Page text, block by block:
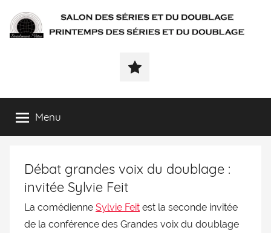
SÉRIALEMENT-
séries
et
doublage
printemps
Menu
Débat grandes voix du doublage :
invitée Sylvie Feit
La comédienne Sylvie Feit est la seconde invitée
de la conférence des Grandes voix du doublage